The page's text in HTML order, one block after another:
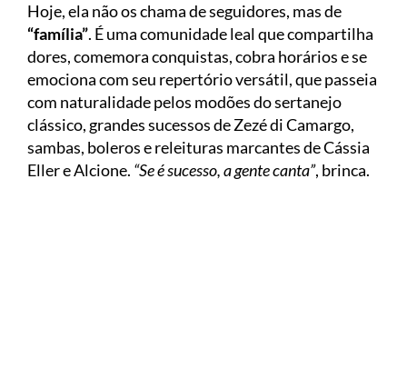
Hoje, ela não os chama de seguidores, mas de
“família”. É uma comunidade leal que compartilha
dores, comemora conquistas, cobra horários e se
emociona com seu repertório versátil, que passeia
com naturalidade pelos modões do sertanejo
clássico, grandes sucessos de Zezé di Camargo,
sambas, boleros e releituras marcantes de Cássia
Eller e Alcione. “Se é sucesso, a gente canta”, brinca.